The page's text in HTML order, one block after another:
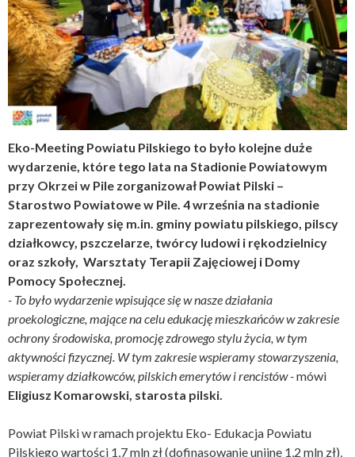
Eko-Meeting Powiatu Pilskiego to było kolejne duże
wydarzenie, które tego lata na Stadionie Powiatowym
przy Okrzei w Pile zorganizował Powiat Pilski –
Starostwo Powiatowe w Pile. 4 września na stadionie
zaprezentowały się m.in. gminy powiatu pilskiego, pilscy
działkowcy, pszczelarze, twórcy ludowi i rękodzielnicy
oraz szkoły, Warsztaty Terapii Zajęciowej i Domy
Pomocy Społecznej.
- To było wydarzenie wpisujące się w nasze działania
proekologiczne, mające na celu edukację mieszkańców w zakresie
ochrony środowiska, promocję zdrowego stylu życia, w tym
aktywności fizycznej. W tym zakresie wspieramy stowarzyszenia,
wspieramy działkowców, pilskich emerytów i rencistów -mówi
Eligiusz Komarowski, starosta pilski.
Powiat Pilski w ramach projektu Eko- Edukacja Powiatu
Pilskiego wartości 1,7 mln zł (dofinasowanie unijne 1,2 mln zł),